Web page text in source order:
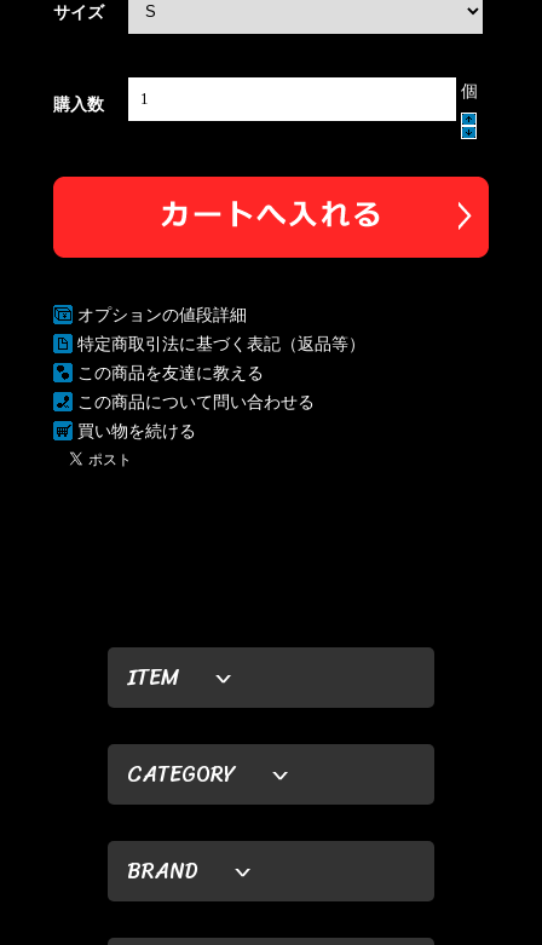
ITEM
CATEGORY
BRAND
サイズ
購入数
個
オプションの値段詳細
特定商取引法に基づく表記（返品等）
この商品を友達に教える
この商品について問い合わせる
買い物を続ける